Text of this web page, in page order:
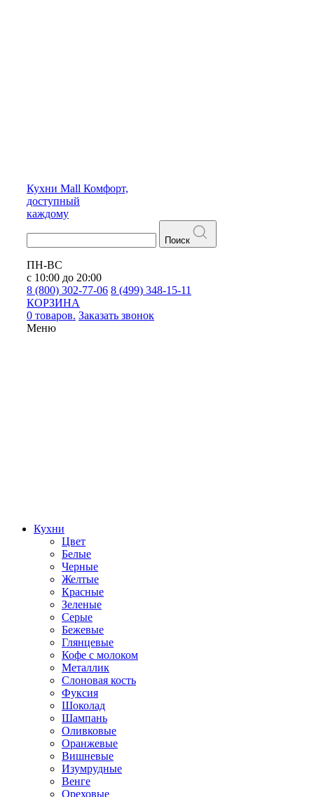
Кухни Mall Комфорт,
доступный
каждому
Поиск
ПН-ВС
с 10:00 до 20:00
8 (800) 302-77-06 8 (499) 348-15-11
КОРЗИНА
0 товаров. Заказать звонок
Меню
Кухни
Цвет
Белые
Черные
Желтые
Красные
Зеленые
Серые
Бежевые
Глянцевые
Кофе с молоком
Металлик
Слоновая кость
Фуксия
Шоколад
Шампань
Оливковые
Оранжевые
Вишневые
Изумрудные
Венге
Ореховые